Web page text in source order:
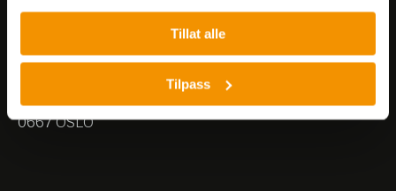
Tillat alle
Tilpass
Besøksadresse:
0667 OSLO
Nils Hansens vei 10
0667 OSLO